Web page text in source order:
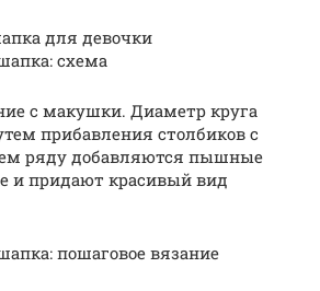
для девочки
схема
с макушки. Диаметр круга
прибавления столбиков с
ряду добавляются пышные
и придают красивый вид
пошаговое вязание